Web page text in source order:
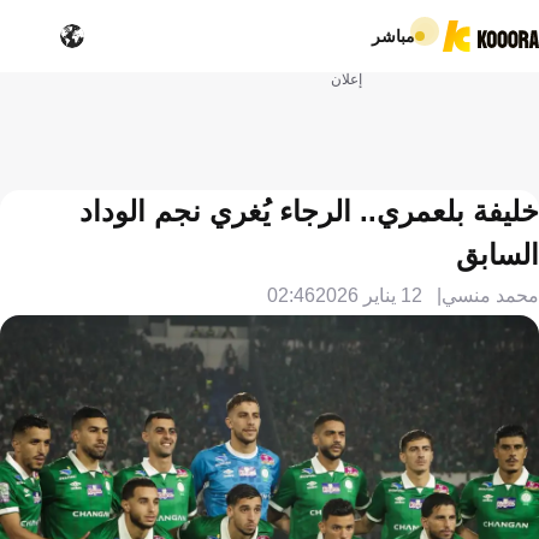
مباشر
إعلان
خليفة بلعمري.. الرجاء يُغري نجم الوداد
السابق
محمد منسي 12 يناير 2026 02:46